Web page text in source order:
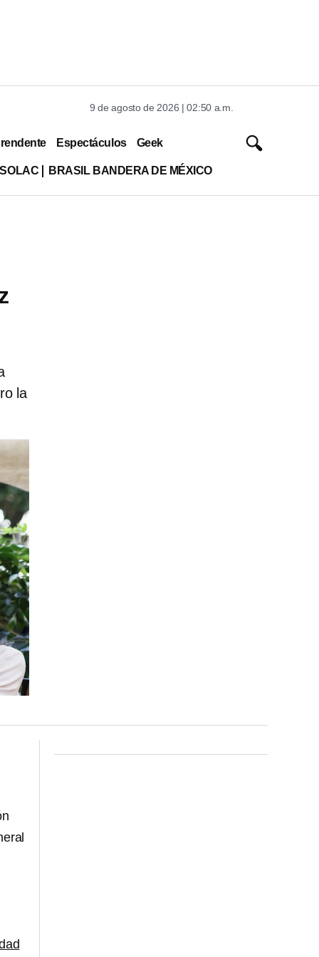
9 de agosto de 2026 | 02:50 a.m.
Espectáculos Geek
BRASIL BANDERA DE MÉXICO
la